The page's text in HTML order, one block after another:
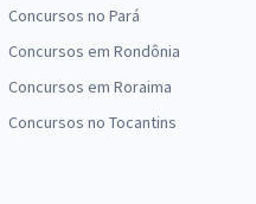
Concursos no Pará
Concursos em Rondônia
Concursos em Roraima
Concursos no Tocantins